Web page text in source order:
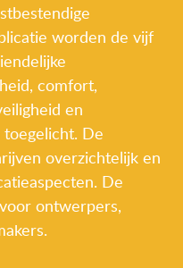
worden de vijf
comfort,
en
De
overzichtelijk en
De
ontwerpers,